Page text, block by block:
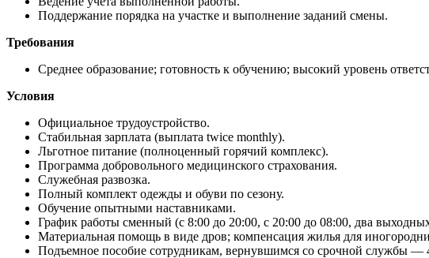
Поддержание порядка на участке и выполнение заданий смены.
Требования
Среднее образование; готовность к обучению; высокий уровень
Условия
Официальное трудоустройство.
Стабильная зарплата (выплата twice monthly).
Льготное питание (полноценный горячий комплекс).
Программа добровольного медицинского страхования.
Служебная развозка.
Полный комплект одежды и обуви по сезону.
Обучение опытными наставниками.
График работы сменный (с 8:00 до 20:00, с 20:00 до 08:00, два
Материальная помощь в виде дров; компенсация жилья для
Подъемное пособие сотрудникам, вернувшимся со срочной службы —